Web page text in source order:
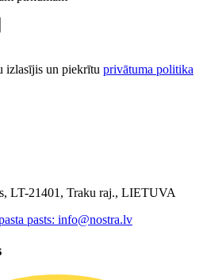
izlasījis un piekrītu privātuma politika
LT-21401, Traku raj., LIETUVA
pasts: info@nostra.lv